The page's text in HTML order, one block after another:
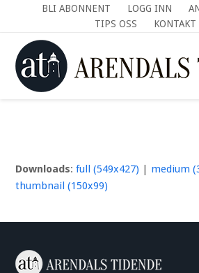
BLI ABONNENT LOGG INN
TIPS OSS
KONTAKT
Downloads:full (549x427) | medium
thumbnail (150x99)